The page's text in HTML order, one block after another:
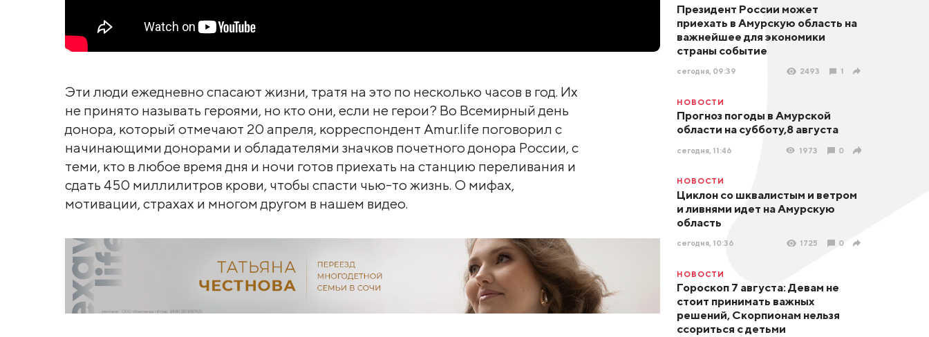
Эти люди ежедневно спасают жизни, тратя на это по несколько часов в год. Их
не принято называть героями, но кто они, если не герои? Во Всемирный день
донора, который отмечают 20 апреля, корреспондент Amur.life поговорил с
начинающими донорами и обладателями значков почетного донора России, с
теми, кто в любое время дня и ночи готов приехать на станцию переливания и
сдать 450 миллилитров крови, чтобы спасти чью-то жизнь. О мифах,
мотивации, страхах и многом другом в нашем видео.
Президент России может
приехать в Амурскую область на
важнейшее для экономики
страны событие
сегодня, 09:39 2493 1
НОВОСТИ
Прогноз погоды в Амурской
области на субботу,8 августа
сегодня, 11:46 1973 0
НОВОСТИ
Циклон со шквалистым и ветром
и ливнями идет на Амурскую
область
сегодня, 10:36 1725 0
НОВОСТИ
Гороскоп 7 августа: Девам не
стоит принимать важных
решений, Скорпионам нельзя
ссориться с детьми